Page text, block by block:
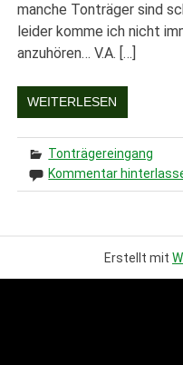
manche Tonträger sind
leider komme ich nicht
anzuhören… V.A. […]
WEITERLESEN
Tonträgereingang
Kommentar
Erstellt mit